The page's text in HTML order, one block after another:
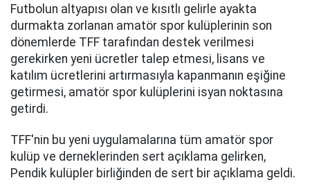
Futbolun altyapısı olan ve kısıtlı gelirle ayakta
durmakta zorlanan amatör spor kulüplerinin son
dönemlerde TFF tarafından destek verilmesi
gerekirken yeni ücretler talep etmesi, lisans ve
katılım ücretlerini artırmasıyla kapanmanın eşiğine
getirmesi, amatör spor kulüplerini isyan noktasına
getirdi.
TFF'nin bu yeni uygulamalarına tüm amatör spor
kulüp ve derneklerinden sert açıklama gelirken,
Pendik kulüpler birliğinden de sert bir açıklama geldi.